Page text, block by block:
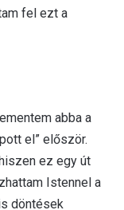
fel ezt a
abba a
el” először.
ez egy út
Istennel a
döntések